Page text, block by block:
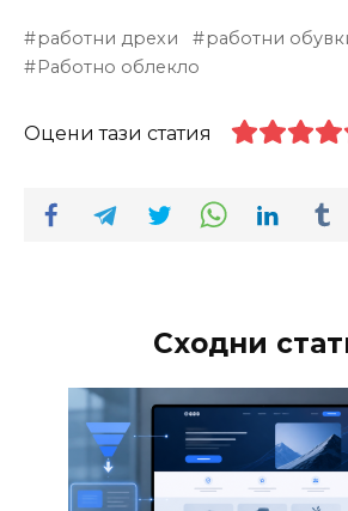
работни дрехи
работни
Работно облекло
Оцени тази статия
Сходни